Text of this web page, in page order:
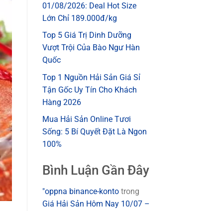
01/08/2026: Deal Hot Size
Lớn Chỉ 189.000đ/kg
Top 5 Giá Trị Dinh Dưỡng
Vượt Trội Của Bào Ngư Hàn
Quốc
Top 1 Nguồn Hải Sản Giá Sỉ
Tận Gốc Uy Tín Cho Khách
Hàng 2026
Mua Hải Sản Online Tươi
Sống: 5 Bí Quyết Đặt Là Ngon
100%
Bình Luận Gần Đây
"oppna binance-kontotrong
Giá Hải Sản Hôm Nay 10/07 –